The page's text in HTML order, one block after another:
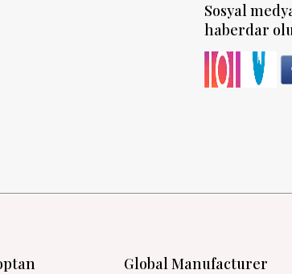
Sosyal
haberdar
Global Manufacturer